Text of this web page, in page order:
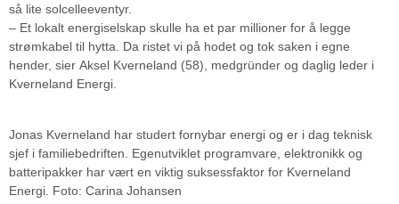
så lite solcelleeventyr.
– Et lokalt energiselskap skulle ha et par millioner for å legge
strømkabel til hytta. Da ristet vi på hodet og tok saken i egne
hender, sier Aksel Kverneland (58), medgründer og daglig leder i
Kverneland Energi.
Jonas Kverneland har studert fornybar energi og er i dag teknisk
sjef i familiebedriften. Egenutviklet programvare, elektronikk og
batteripakker har vært en viktig suksessfaktor for Kverneland
Energi. Foto: Carina Johansen